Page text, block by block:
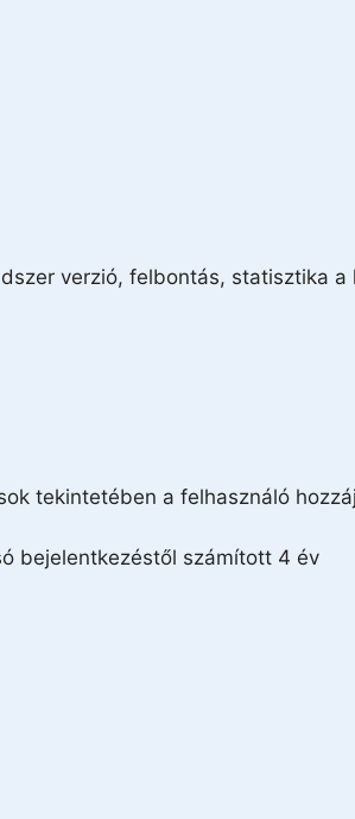
verzió, felbontás, statisztika
tekintetében a felhasználó
bejelentkezéstől számított 4 év